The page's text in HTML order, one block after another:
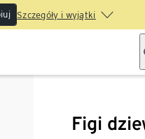
Szczegóły i wyjątki
Figi